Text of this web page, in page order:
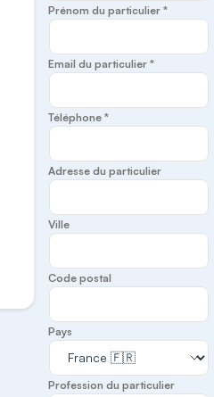
Prénom du particulier *
Email du particulier *
Téléphone *
Adresse du particulier
Ville
Code postal
Pays
Profession du particulier